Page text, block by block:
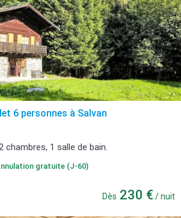
6 personnes à Salvan
chambres, 1 salle de bain.
gratuite (J-60)
Dès 230 € / nuit